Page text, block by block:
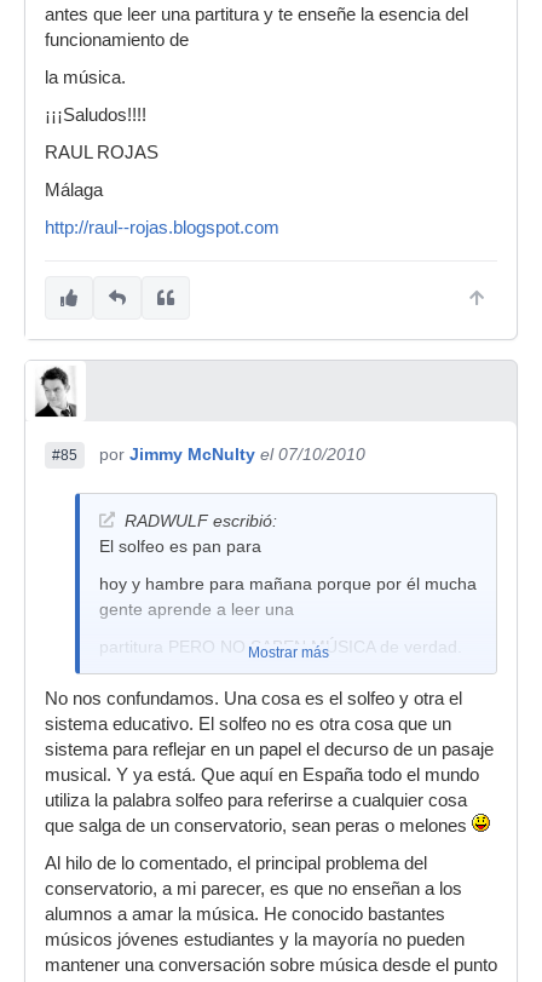
antes que leer una partitura y te enseñe la esencia del
funcionamiento de
la música.
¡¡¡Saludos!!!!
RAUL ROJAS
Málaga
http://raul--rojas.blogspot.com
#85 por Jimmy McNulty el 07/10/2010
RADWULF escribió:
El solfeo es pan para
hoy y hambre para mañana porque por él mucha
gente aprende a leer una
partitura PERO NO SABEN MÚSICA de verdad.
Mostrar más
No nos confundamos. Una cosa es el solfeo y otra el
sistema educativo. El solfeo no es otra cosa que un
sistema para reflejar en un papel el decurso de un pasaje
musical. Y ya está. Que aquí en España todo el mundo
utiliza la palabra solfeo para referirse a cualquier cosa
que salga de un conservatorio, sean peras o melones
Al hilo de lo comentado, el principal problema del
conservatorio, a mi parecer, es que no enseñan a los
alumnos a amar la música. He conocido bastantes
músicos jóvenes estudiantes y la mayoría no pueden
mantener una conversación sobre música desde el punto